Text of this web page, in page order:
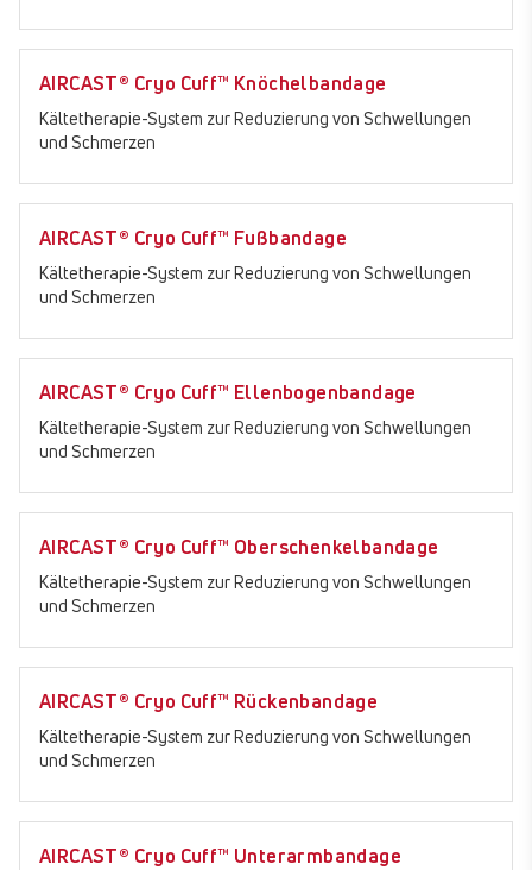
AIRCAST® Cryo Cuff™ Knöchelbandage
Kältetherapie-System zur Reduzierung von Schwellungen
und Schmerzen
AIRCAST® Cryo Cuff™ Fußbandage
Kältetherapie-System zur Reduzierung von Schwellungen
und Schmerzen
AIRCAST® Cryo Cuff™ Ellenbogenbandage
Kältetherapie-System zur Reduzierung von Schwellungen
und Schmerzen
AIRCAST® Cryo Cuff™ Oberschenkelbandage
Kältetherapie-System zur Reduzierung von Schwellungen
und Schmerzen
AIRCAST® Cryo Cuff™ Rückenbandage
Kältetherapie-System zur Reduzierung von Schwellungen
und Schmerzen
AIRCAST® Cryo Cuff™ Unterarmbandage